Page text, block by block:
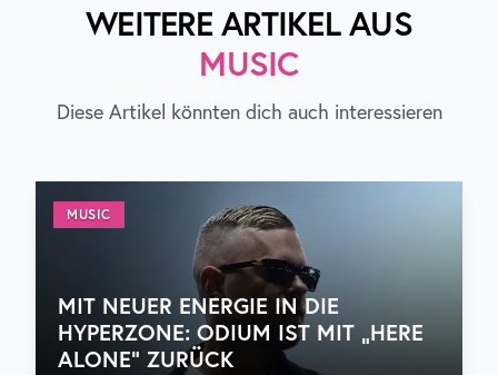
WEITERE ARTIKEL AUS
MUSIC
Diese Artikel könnten dich auch interessieren
MUSIC
MIT NEUER ENERGIE IN DIE
HYPERZONE: ODIUM IST MIT „HERE
ALONE“ ZURÜCK